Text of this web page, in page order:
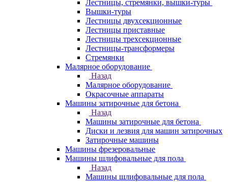
Лестницы, стремянки, вышки-туры
Вышки-туры
Лестницы двухсекционные
Лестницы приставные
Лестницы трехсекционные
Лестницы-трансформеры
Стремянки
Малярное оборудование
Назад
Малярное оборудование
Окрасочные аппараты
Машины затирочные для бетона
Назад
Машины затирочные для бетона
Диски и лезвия для машин затирочных
Затирочные машины
Машины фрезеровальные
Машины шлифовальные для пола
Назад
Машины шлифовальные для пола